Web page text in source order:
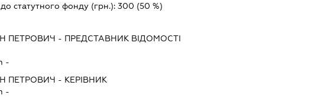
статутного фонду (грн.): 300 (50 %)
ПЕТРОВИЧ - ПРЕДСТАВНИК ВІДОМОСТІ
-
ПЕТРОВИЧ - КЕРІВНИК
-